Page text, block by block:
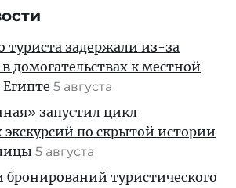
туриста задержали из-за
домогательствах к местной
5 августа
запустил цикл
экскурсий по скрытой истории
5 августа
бронирований туристического